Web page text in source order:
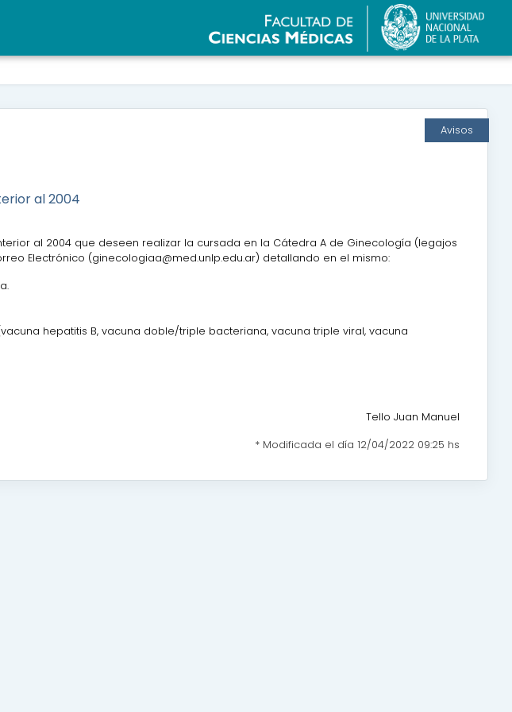
Avisos
al 2004
al 2004 que deseen realizar la cursada en la Cátedra A de Ginecología (legajos
Electrónico (ginecologiaa@med.unlp.edu.ar) detallando en el mismo:
hepatitis B, vacuna doble/triple bacteriana, vacuna triple viral, vacuna
Tello Juan Manuel
* Modificada el día 12/04/2022 09:25 hs